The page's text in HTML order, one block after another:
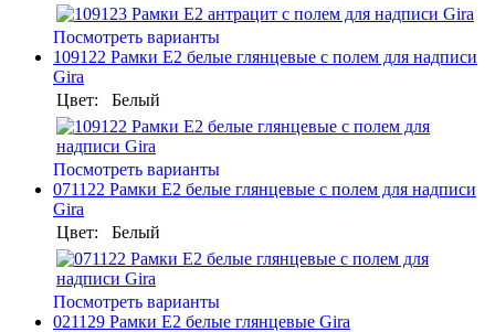
Посмотреть варианты
109122 Рамки E2 белые глянцевые с полем для надписи
Gira
Цвет:
Белый
Посмотреть варианты
071122 Рамки E2 белые глянцевые с полем для надписи
Gira
Цвет:
Белый
Посмотреть варианты
021129 Рамки E2 белые глянцевые Gira